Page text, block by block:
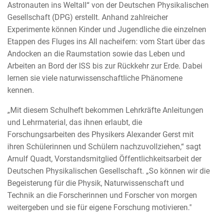
Astronauten ins Weltall“ von der Deutschen Physikalischen
Gesellschaft (DPG) erstellt. Anhand zahlreicher
Experimente können Kinder und Jugendliche die einzelnen
Etappen des Fluges ins All nacheifern: vom Start über das
Andocken an die Raumstation sowie das Leben und
Arbeiten an Bord der ISS bis zur Rückkehr zur Erde. Dabei
lernen sie viele naturwissenschaftliche Phänomene
kennen.
„Mit diesem Schulheft bekommen Lehrkräfte Anleitungen
und Lehrmaterial, das ihnen erlaubt, die
Forschungsarbeiten des Physikers Alexander Gerst mit
ihren Schülerinnen und Schülern nachzuvollziehen,“ sagt
Arnulf Quadt, Vorstandsmitglied Öffentlichkeitsarbeit der
Deutschen Physikalischen Gesellschaft. „So können wir die
Begeisterung für die Physik, Naturwissenschaft und
Technik an die Forscherinnen und Forscher von morgen
weitergeben und sie für eigene Forschung motivieren."